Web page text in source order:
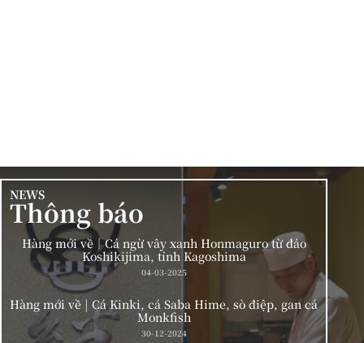
NEWS
Thông báo
Hàng mới về｜Cá ngừ vây xanh Honmaguro từ đảo
Koshikijima, tỉnh Kagoshima
04-03-2025
Hàng mới về | Cá Kinki, cá Saba Hime, sò điệp, gan cá
Monkfish
30-12-2024